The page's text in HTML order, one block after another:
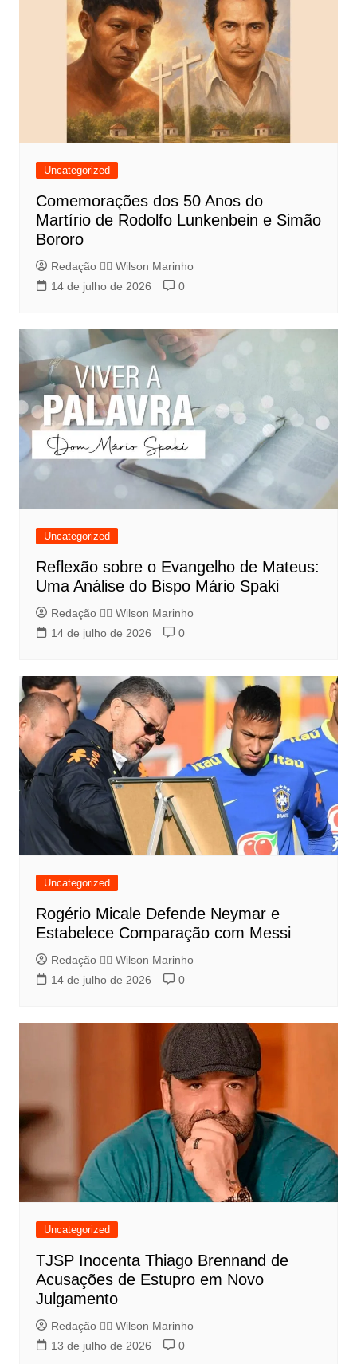
Uncategorized
Comemorações dos 50 Anos do
Martírio de Rodolfo Lunkenbein e Simão
Bororo
Redação 👨‍⚖️​ Wilson Marinho
14 de julho de 2026
0
Uncategorized
Reflexão sobre o Evangelho de Mateus:
Uma Análise do Bispo Mário Spaki
Redação 👨‍⚖️​ Wilson Marinho
14 de julho de 2026
0
Uncategorized
Rogério Micale Defende Neymar e
Estabelece Comparação com Messi
Redação 👨‍⚖️​ Wilson Marinho
14 de julho de 2026
0
Uncategorized
TJSP Inocenta Thiago Brennand de
Acusações de Estupro em Novo
Julgamento
Redação 👨‍⚖️​ Wilson Marinho
13 de julho de 2026
0